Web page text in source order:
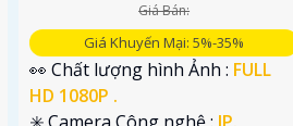
Giá Bán:
Giá Khuyến Mại: 5%-35%
👀 Chất lượng hình Ảnh : FULL
HD 1080P .